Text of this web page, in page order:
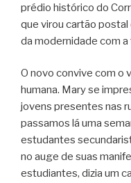
prédio histórico do
que virou cartão
da modernidade com a
O novo convive com o
humana. Mary se
jovens presentes nas
passamos lá uma
estudantes
no auge de suas
estudiantes, dizia um